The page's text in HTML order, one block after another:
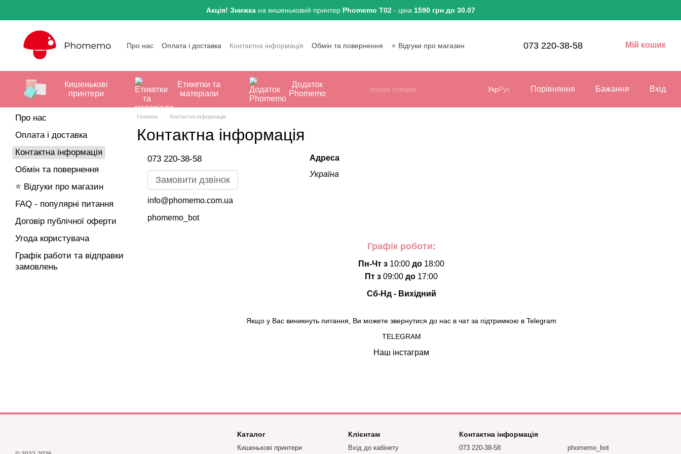
Акція! Знижкана кишеньковий принтер Phomemo T02- ціна 1590 грн до 30.07
Про нас Оплата і доставка Контактна інформація Обмін та повернення
⭐ Відгуки про магазин
073 220-38-58 Мій кошик
Кишенькові
принтери
Етикетки та
матеріали
Додаток
Phomemo
УкрРус Порівняння Бажання Вхід
Головна Контактна інформація
Контактна інформація
073 220-38-58
Замовити дзвінок
info@phomemo.com.ua
phomemo_bot
Адреса
Україна
Графік роботи:
Пн-Чт з 10:00 до 18:00
Пт з 09:00 до 17:00
Сб-Нд - Вихідний
Якщо у Вас виникнуть питання, Ви можете звернутися до нас в чат за підтримкою в Telegram
TELEGRAM
Наш інстаграм
Про нас
Оплата і доставка
Контактна інформація
Обмін та повернення
⭐ Відгуки про магазин
FAQ - популярні питання
Договір публічної оферти
Угода користувача
Графік работи та відправки
замовлень
Каталог
Кишенькові принтери
Клієнтам
Вхід до кабінету
Контактна інформація
073 220-38-58 phomemo_bot